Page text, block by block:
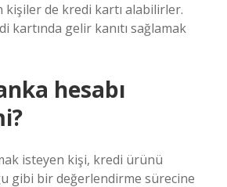
kişiler de kredi kartı alabilirler.
kartında gelir kanıtı sağlamak
hesabı
isteyen kişi, kredi ürünü
gibi bir değerlendirme sürecine